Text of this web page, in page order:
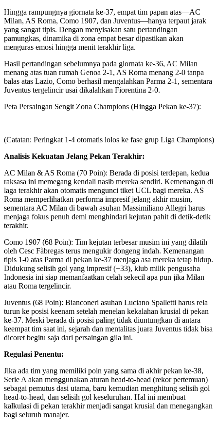
​Hingga rampungnya giornata ke-37, empat tim papan atas—AC
Milan, AS Roma, Como 1907, dan Juventus—hanya terpaut jarak
yang sangat tipis. Dengan menyisakan satu pertandingan
pamungkas, dinamika di zona empat besar dipastikan akan
menguras emosi hingga menit terakhir liga.
Hasil pertandingan sebelumnya pada giornata ke-36, AC Milan
menang atas tuan rumah Genoa 2-1, AS Roma menang 2-0 tanpa
balas atas Lazio, Como berhasil mengalahkan Parma 2-1, sementara
Juventus tergelincir usai dikalahkan Fiorentina 2-0.
​Peta Persaingan Sengit Zona Champions (Hingga Pekan ke-37):
(Catatan: Peringkat 1-4 otomatis lolos ke fase grup Liga Champions)
Analisis Kekuatan Jelang Pekan Terakhir:
​AC Milan & AS Roma (70 Poin): Berada di posisi terdepan, kedua
raksasa ini memegang kendali nasib mereka sendiri. Kemenangan di
laga terakhir akan otomatis mengunci tiket UCL bagi mereka. AS
Roma memperlihatkan performa impresif jelang akhir musim,
sementara AC Milan di bawah asuhan Massimiliano Allegri harus
menjaga fokus penuh demi menghindari kejutan pahit di detik-detik
terakhir.
​Como 1907 (68 Poin): Tim kejutan terbesar musim ini yang dilatih
oleh Cesc Fàbregas terus mengukir dongeng indah. Kemenangan
tipis 1-0 atas Parma di pekan ke-37 menjaga asa mereka tetap hidup.
Didukung selisih gol yang impresif (+33), klub milik pengusaha
Indonesia ini siap memanfaatkan celah sekecil apa pun jika Milan
atau Roma tergelincir.
​Juventus (68 Poin): Bianconeri asuhan Luciano Spalletti harus rela
turun ke posisi keenam setelah menelan kekalahan krusial di pekan
ke-37. Meski berada di posisi paling tidak diuntungkan di antara
keempat tim saat ini, sejarah dan mentalitas juara Juventus tidak bisa
dicoret begitu saja dari persaingan gila ini.
​Regulasi Penentu:
​Jika ada tim yang memiliki poin yang sama di akhir pekan ke-38,
Serie A akan menggunakan aturan head-to-head (rekor pertemuan)
sebagai pemutus dasi utama, baru kemudian menghitung selisih gol
head-to-head, dan selisih gol keseluruhan. Hal ini membuat
kalkulasi di pekan terakhir menjadi sangat krusial dan menegangkan
bagi seluruh manajer.